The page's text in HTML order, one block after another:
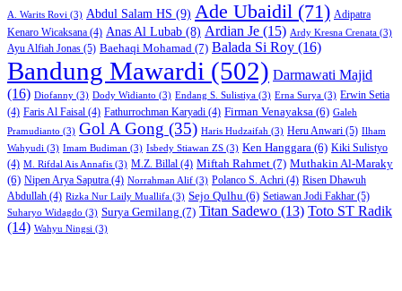
A. Warits Rovi (3) Abdul Salam HS (9) Ade Ubaidil (71) Adipatra
Kenaro Wicaksana (4) Anas Al Lubab (8) Ardian Je (15) Ardy Kresna Crenata (3)
Ayu Alfiah Jonas (5) Baehaqi Mohamad (7) Balada Si Roy (16)
Bandung Mawardi (502) Darmawati Majid
(16) Diofanny (3) Dody Widianto (3) Endang S. Sulistiya (3) Erna Surya (3) Erwin Setia
(4) Faris Al Faisal (4) Fathurrochman Karyadi (4) Firman Venayaksa (6) Galeh
Pramudianto (3) Gol A Gong (35) Haris Hudzaifah (3) Heru Anwari (5) Ilham
Wahyudi (3) Imam Budiman (3) Isbedy Stiawan ZS (3) Ken Hanggara (6) Kiki Sulistyo
(4) M. Rifdal Ais Annafis (3) M.Z. Billal (4) Miftah Rahmet (7) Muthakin Al-Maraky
(6) Nipen Arya Saputra (4) Norrahman Alif (3) Polanco S. Achri (4) Risen Dhawuh
Abdullah (4) Rizka Nur Laily Muallifa (3) Sejo Qulhu (6) Setiawan Jodi Fakhar (5)
Suharyo Widagdo (3) Surya Gemilang (7) Titan Sadewo (13) Toto ST Radik
(14) Wahyu Ningsi (3)